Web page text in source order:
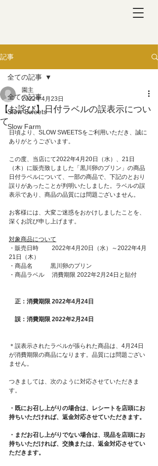
記事
全ての記事
Slow Sweets
Slow Farm
全ての記事
【お詫び】日付ラベルの誤表示につい
て
園主
2022年4月23日
日頃より、SLOW SWEETSをご利用いただき、誠に
ありがとうございます。
この度、当店にて2022年4月20日（水）、21日
（木）に販売致しました「黒川卵のプリン」の商品
日付ラベルについて、一部の商品で、下記のとおり
誤りがあったことが判明いたしました。ラベルの誤
表示であり、商品の品質には問題ございません。
お客様には、大変ご迷惑をおかけしましたことを、
深くお詫び申し上げます。
対象商品について
・販売日時　　 2022年4月20日（水）～2022年4月
21日（木）
・商品名　　　黒川卵のプリン
・商品ラベル　 消費期限 2022年2月24日と貼付
正：消費期限 2022年4月24日
誤：消費期限 2022年2月24日
＊誤表示されたラベルが張られた商品は、4月24日
が消費期限の商品になります。品質には問題ござい
ません。
つきましては、次のように対応させていただきま
す。
・既にお召し上がりの場合は、レシートを店頭にお
持ちいただければ、返金対応させていただきます。
・まだお召し上がりでない場合は、現品を店頭にお
持ちいただければ、交換または、返金対応させてい
ただきます。